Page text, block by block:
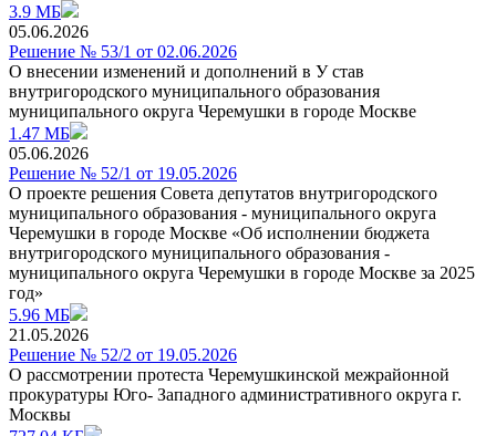
3.9 МБ
05.06.2026
Решение № 53/1 от 02.06.2026
О внесении изменений и дополнений в У став
внутригородского муниципального образования
муниципального округа Черемушки в городе Москве
1.47 МБ
05.06.2026
Решение № 52/1 от 19.05.2026
О проекте решения Совета депутатов внутригородского
муниципального образования - муниципального округа
Черемушки в городе Москве «Об исполнении бюджета
внутригородского муниципального образования -
муниципального округа Черемушки в городе Москве за 2025
год»
5.96 МБ
21.05.2026
Решение № 52/2 от 19.05.2026
О рассмотрении протеста Черемушкинской межрайонной
прокуратуры Юго- Западного административного округа г.
Москвы